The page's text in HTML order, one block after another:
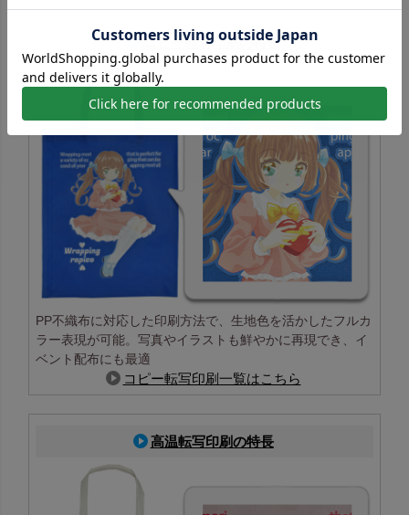
コピー転写印刷の特長
PP不織布に対応した印刷方法で、生地色を活かしたフルカ
ラー表現が可能。写真やイラストも鮮やかに再現でき、イ
ベント配布にも最適
コピー転写印刷一覧はこちら
高温転写印刷の特長